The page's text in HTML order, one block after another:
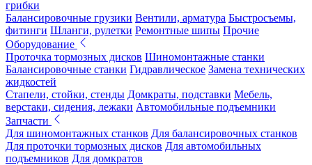
грибки
Балансировочные грузики Вентили, арматура Быстросъемы,
фитинги Шланги, рулетки Ремонтные шипы Прочие
Оборудование
Проточка тормозных дисков Шиномонтажные станки
Балансировочные станки Гидравлическое Замена технических
жидкостей
Стапели, стойки, стенды Домкраты, подставки Мебель,
верстаки, сидения, лежаки Автомобильные подъемники
Запчасти
Для шиномонтажных станков Для балансировочных станков
Для проточки тормозных дисков Для автомобильных
подъемников Для домкратов